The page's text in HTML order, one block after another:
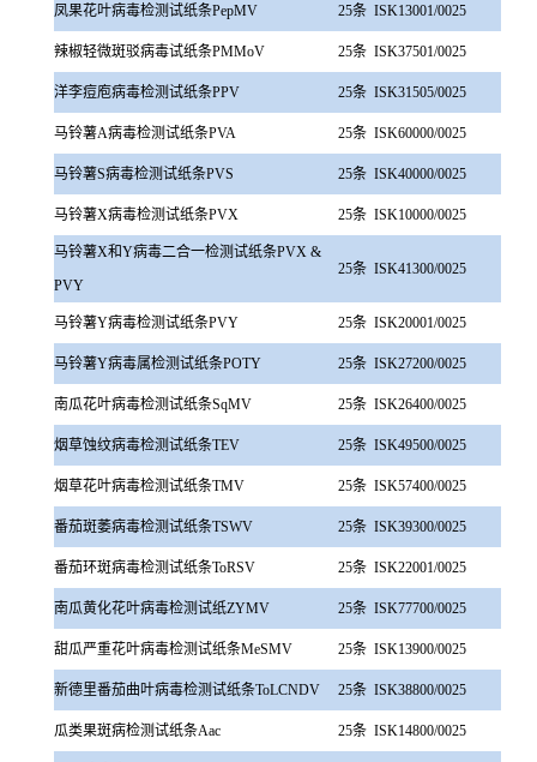
凤果花叶病毒检测试纸条PepMV 25条 ISK13001/0025
辣椒轻微斑驳病毒试纸条PMMoV 25条 ISK37501/0025
洋李痘庖病毒检测试纸条PPV 25条 ISK31505/0025
马铃薯A病毒检测试纸条PVA 25条 ISK60000/0025
马铃薯S病毒检测试纸条PVS 25条 ISK40000/0025
马铃薯X病毒检测试纸条PVX 25条 ISK10000/0025
马铃薯X和Y病毒二合一检测试纸条PVX &
PVY
25条 ISK41300/0025
马铃薯Y病毒检测试纸条PVY 25条 ISK20001/0025
马铃薯Y病毒属检测试纸条POTY 25条 ISK27200/0025
南瓜花叶病毒检测试纸条SqMV 25条 ISK26400/0025
烟草蚀纹病毒检测试纸条TEV 25条 ISK49500/0025
烟草花叶病毒检测试纸条TMV 25条 ISK57400/0025
番茄斑萎病毒检测试纸条TSWV 25条 ISK39300/0025
番茄环斑病毒检测试纸条ToRSV 25条 ISK22001/0025
南瓜黄化花叶病毒检测试纸ZYMV 25条 ISK77700/0025
甜瓜严重花叶病毒检测试纸条MeSMV 25条 ISK13900/0025
新德里番茄曲叶病毒检测试纸条ToLCNDV 25条 ISK38800/0025
瓜类果斑病检测试纸条Aac 25条 ISK14800/0025